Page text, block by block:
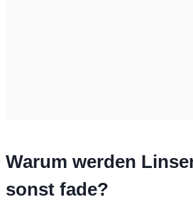
Warum werden
sonst fade?